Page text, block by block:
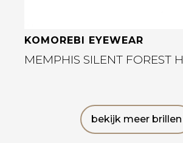
KOMOREBI EYEWEAR
MEMPHIS SILENT FOREST H
bekijk meer brillen